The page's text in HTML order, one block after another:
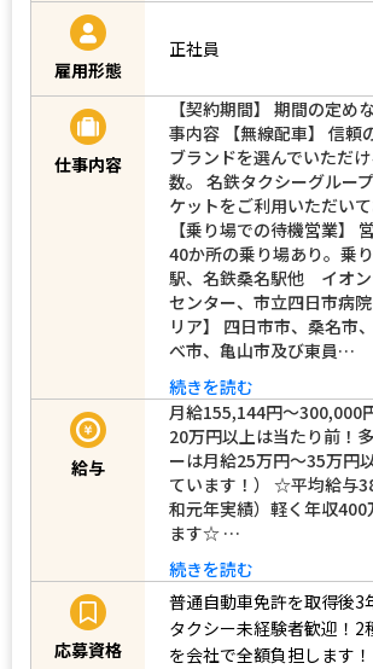
雇用形態
正社員
仕事内容
【契約期間】 期間の定め
事内容 【無線配車】 信頼
ブランドを選んでいただ
数。 名鉄タクシーグルー
ケットをご利用いただいて
【乗り場での待機営業】
40か所の乗り場あり。乗
駅、名鉄桑名駅他 イオ
センター、市立四日市病
リア】 四日市市、桑名市
べ市、亀山市及び東員…
続きを読む
給与
月給155,144円～300,000
20万円以上は当たり前！
ーは月給25万円～35万円
ています！） ☆平均給与
和元年実績）軽く年収400
ます☆ …
続きを読む
応募資格
普通自動車免許を取得後3
タクシー未経験者歓迎！2
を会社で全額負担します！